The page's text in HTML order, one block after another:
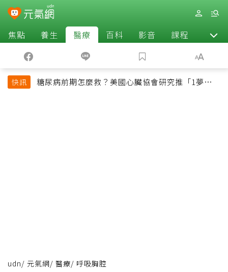
焦點 養生 醫療 百科 影音 課程 退休
快訊
糖尿病前期怎麼救？美國心臟協會研究推「1夢幻水
udn/ 元氣網/ 醫療/ 呼吸胸腔